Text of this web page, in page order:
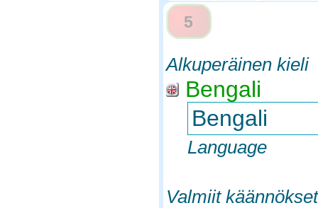
5
Alkuperäinen kieli
Bengali
Bengali
Language
Valmiit käännökset